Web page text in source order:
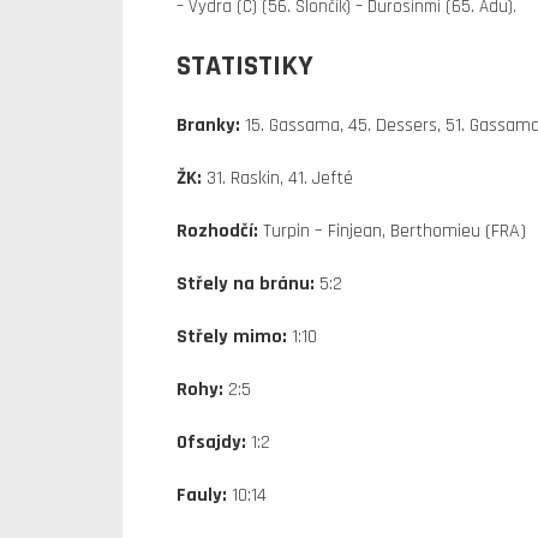
– Vydra (C) (56. Slončík) – Durosinmi (65. Adu).
STATISTIKY
Branky: 15. Gassama, 45. Dessers, 51.
ŽK: 31. Raskin, 41. Jefté
Rozhodčí: Turpin – Finjean, Berthomieu (FRA)
Střely na bránu: 5:2
Střely mimo: 1:10
Rohy: 2:5
Ofsajdy: 1:2
Fauly: 10:14